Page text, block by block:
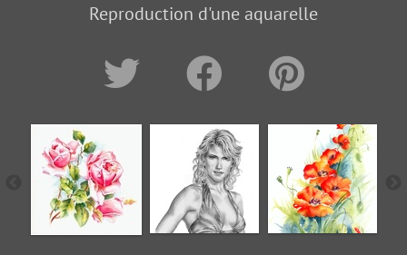
Reproduction d'une aquarelle